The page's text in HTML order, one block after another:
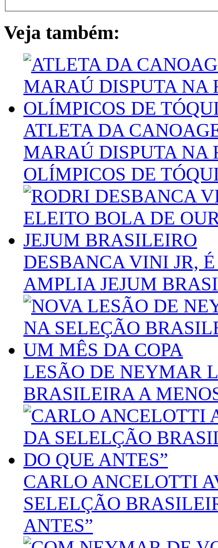
Veja também:
ATLETA DA
MARAÚ DISPUTA NA
OLÍMPICOS DE
DESBANCA VINI JR,
AMPLIA JEJUM
LESÃO DE NEYMAR
BRASILEIRA A
CARLO ANCELOTTI
SELELÇÃO
ANTES”